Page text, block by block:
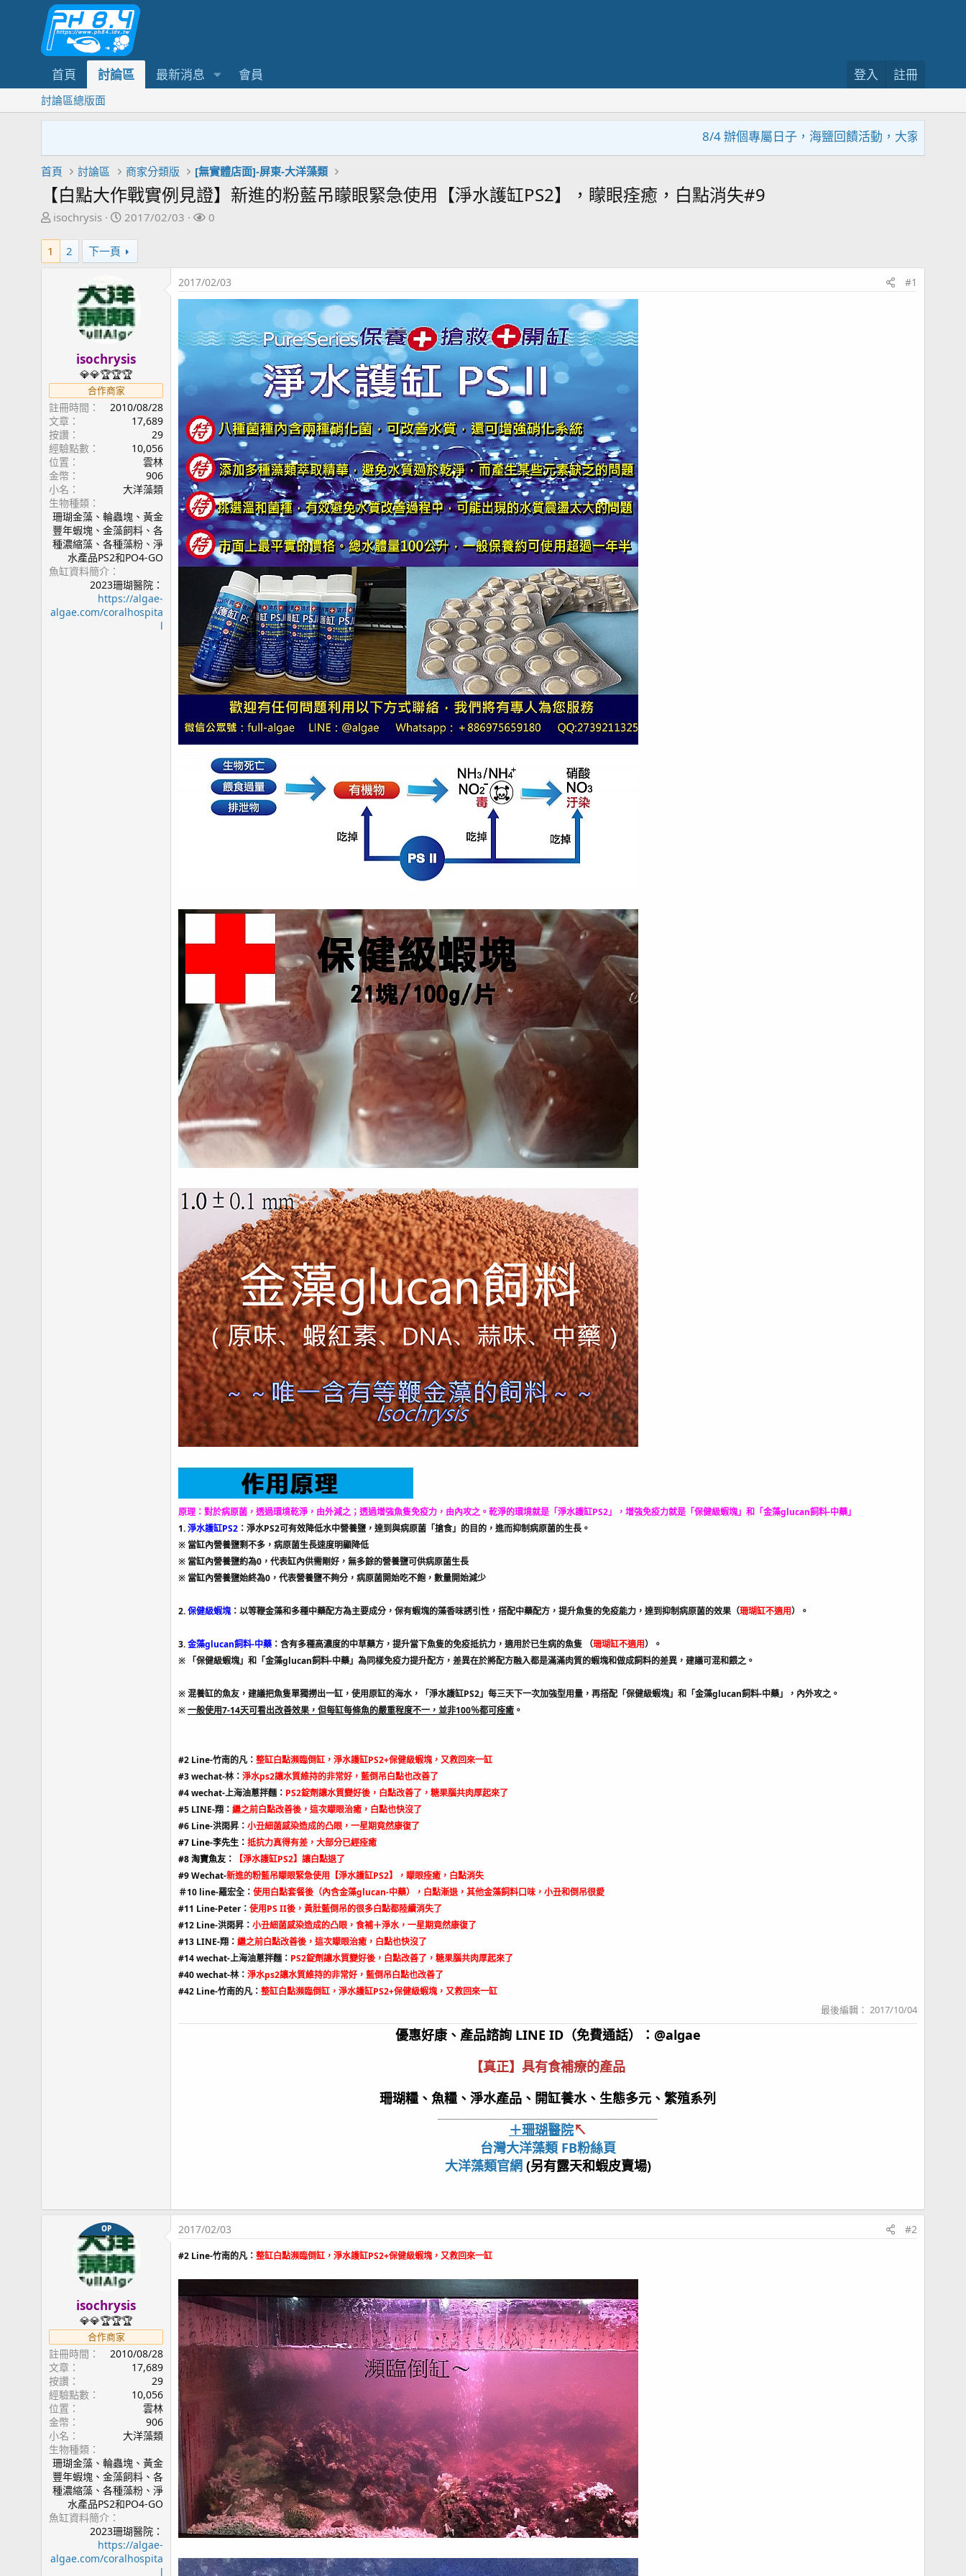
首頁 討論區 最新消息 會員 登入 註冊
討論區總版面
8/4 辦個專屬日子，海鹽回饋活動，大家趕緊來參加
首頁 討論區 商家分類版 [無實體店面]-屏東-大洋藻類
【白點大作戰實例見證】新進的粉藍吊矇眼緊急使用【淨水護缸PS2】，矇眼痊癒，白點消失#9
主
起
isochrysis
開
日
期
2017/02/03
關
0
1 2 下一頁
isochrysis
💎💎🏆🏆🏆
合作商家
註冊時間
2010/08/28
文章
17,689
按讚
29
經驗點數
10,056
位置
雲林
金幣
906
小名
大洋藻類
生物種類
珊瑚金藻、輪蟲塊、黃金
豐年蝦塊、金藻飼料、各
種濃縮藻、各種藻粉、淨
水產品PS2和PO4-GO
魚缸資料簡介
2023珊瑚醫院：
https://algae-
algae.com/coralhospita
l
2017/02/03 #1
原理：對於病原菌，透過環境乾淨，由外減之；透過增強魚隻免疫力，由內攻之。乾淨的環境就是「淨水護缸PS2」，增強免疫力就是「保健級蝦塊」和「金藻glucan飼料-中藥」
1.淨水護缸PS2 ：淨水PS2可有效降低水中營養鹽，達到與病原菌「搶食」的目的，進而抑制病原菌的生長。
※ 當缸內營養鹽剩不多，病原菌生長速度明顯降低
※ 當缸內營養鹽約為0，代表缸內供需剛好，無多餘的營養鹽可供病原菌生長
※ 當缸內營養鹽始終為0，代表營養鹽不夠分，病原菌開始吃不飽，數量開始減少
2.保健級蝦塊：以等鞭金藻和多種中藥配方為主要成分，保有蝦塊的藻香味誘引性，搭配中藥配方，提升魚隻的免疫能力，達到抑制病原菌的效果（珊瑚缸不適用）。
3.金藻glucan飼料-中藥 ：含有多種高濃度的中草藥方，提升當下魚隻的免疫抵抗力，適用於已生病的魚隻 （珊瑚缸不適用）。
※ 「保健級蝦塊」和「金藻glucan飼料-中藥」為同樣免疫力提升配方，差異在於將配方融入都是滿滿肉質的蝦塊和做成飼料的差異，建議可混和餵之。
※ 混養缸的魚友，建議把魚隻單獨撈出一缸，使用原缸的海水，「淨水護缸PS2」每三天下一次加強型用量，再搭配「保健級蝦塊」和「金藻glucan飼料-中藥」，內外攻之。
※一般使用7-14天可看出改善效果，但每缸每條魚的嚴重程度不一，並非100％都可痊癒 。
#2 Line-竹南的凡： 整缸白點瀕臨倒缸，淨水護缸PS2+保健級蝦塊，又救回來一缸
#3 wechat-林： 淨水ps2讓水質維持的非常好，藍倒吊白點也改善了
#4 wechat-上海油蔥拌麵： PS2錠劑讓水質變好後，白點改善了，糖果腦共肉厚起來了
#5 LINE-翔： 繼之前白點改善後，這次矇眼治癒，白點也快沒了
#6 Line-洪雨昇： 小丑細菌感染造成的凸眼，一星期竟然康復了
#7 Line-李先生： 抵抗力真得有差，大部分已經痊癒
#8 淘寶魚友：
【淨水護缸PS2】讓白點退了
#9 Wechat-新進的粉藍吊矇眼緊急使用【淨水護缸PS2】，矇眼痊癒，白點消失
＃10 line-羅宏全： 使用白點套餐後（內含金藻glucan-中藥），白點漸退，其他金藻飼料口味，小丑和倒吊很愛
#11 Line-Peter： 使用PS II後，黃肚藍倒吊的很多白點都陸續消失了
#12 Line-洪雨昇： 小丑細菌感染造成的凸眼，食補＋淨水，一星期竟然康復了
#13 LINE-翔： 繼之前白點改善後，這次矇眼治癒，白點也快沒了
#14 wechat-上海油蔥拌麵： PS2錠劑讓水質變好後，白點改善了，糖果腦共肉厚起來了
#40 wechat-林： 淨水ps2讓水質維持的非常好，藍倒吊白點也改善了
#42 Line-竹南的凡： 整缸白點瀕臨倒缸，淨水護缸PS2+保健級蝦塊，又救回來一缸
最後編輯： 2017/10/04
優惠好康、產品諮詢 LINE ID（免費通話）：@algae
【真正】 具有食補療的產品
珊瑚糧、魚糧、淨水產品、開缸養水、生態多元、繁殖系列
＋珊瑚醫院↖
台灣大洋藻類 FB粉絲頁
大洋藻類官網 (另有露天和蝦皮賣場)
OP
isochrysis
💎💎🏆🏆🏆
合作商家
註冊時間
2010/08/28
文章
17,689
按讚
29
經驗點數
10,056
位置
雲林
金幣
906
小名
大洋藻類
生物種類
珊瑚金藻、輪蟲塊、黃金
豐年蝦塊、金藻飼料、各
種濃縮藻、各種藻粉、淨
水產品PS2和PO4-GO
魚缸資料簡介
2023珊瑚醫院：
https://algae-
algae.com/coralhospita
l
2017/02/03 #2
#2 Line-竹南的凡： 整缸白點瀕臨倒缸，淨水護缸PS2+保健級蝦塊，又救回來一缸